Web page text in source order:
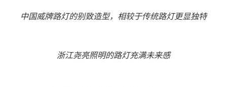
中国威牌路灯的别致造型，相较于传统路灯更显独特
浙江尧亮照明的路灯充满未来感